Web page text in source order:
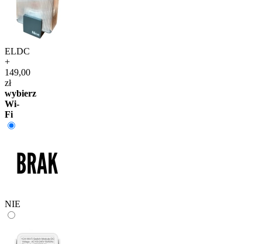
ELDC
+
149,00
zł
wybierz
Wi-
Fi
NIE